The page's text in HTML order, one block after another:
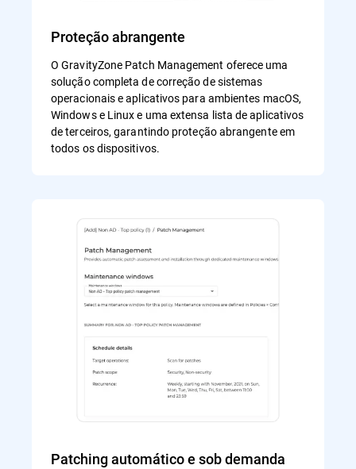
Proteção abrangente
O GravityZone Patch Management oferece uma
solução completa de correção de sistemas
operacionais e aplicativos para ambientes macOS,
Windows e Linux e uma extensa lista de aplicativos
de terceiros, garantindo proteção abrangente em
todos os dispositivos.
Patching automático e sob demanda